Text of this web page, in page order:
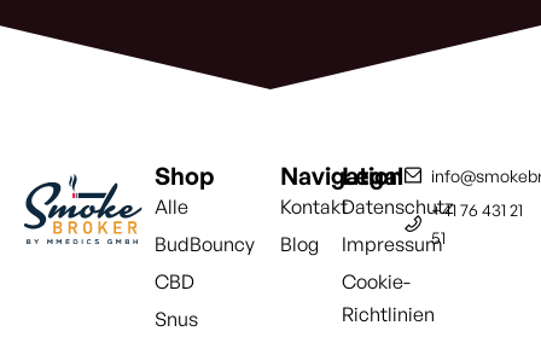
Shop
Alle
BudBouncy
CBD
Snus
Navigation
Kontakt
Blog
Legal
Datenschutz
Impressum
Cookie-
Richtlinien
+41 76 431 21
51